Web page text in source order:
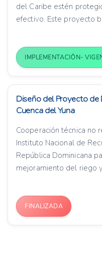
del Caribe estén
efectivo. Este proyecto
IMPLEMENTACIÓN-
Diseño del Proyecto de
Cuenca del Yuna
Cooperación técnica no
Instituto Nacional de
República Dominicana
mejoramiento del riego
FINALIZADA